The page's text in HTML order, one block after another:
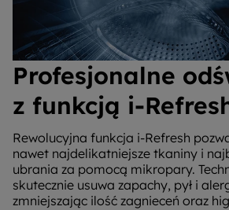
Profesjonalne
z funkcją i-
Rewolucyjna funkcja i-Refresh
nawet najdelikatniejsze tkaniny i
ubrania za pomocą mikropary.
skutecznie usuwa zapachy, pył i
zmniejszając ilość zagnieceń oraz